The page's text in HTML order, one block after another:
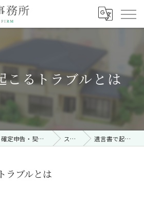
こるトラブルとは
群馬で税理士｜相続・確定申告・契約時・無料相談なら「桂川淳税理士事務所」 ストーリー 遺言書で起こるトラブルとは
ラブルとは